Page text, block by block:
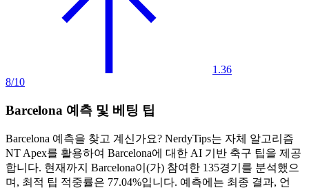
1.36
8/10
Barcelona 예측 및 베팅 팁
Barcelona 예측을 찾고 계신가요? NerdyTips는 자체 알고리즘
NT Apex를 활용하여 Barcelona에 대한 AI 기반 축구 팁을 제공
합니다. 현재까지 Barcelona이(가) 참여한 135경기 를 분석했으
며, 최적 팁 적중률은 77.04%입니다. 예측에는 최종 결과, 언